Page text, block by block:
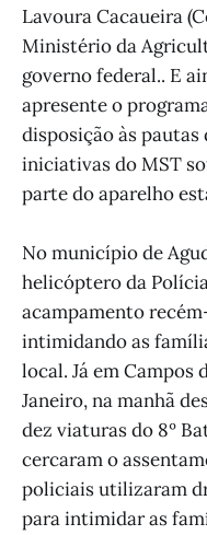
Lavoura Cacaueira
Ministério da
governo federal.. E
apresente o
disposição às
iniciativas do MST
parte do aparelho
No município de
helicóptero da
acampamento
intimidando as
local. Já em Campos
Janeiro, na manhã
dez viaturas do 8º
cercaram o
policiais utilizaram
para intimidar as